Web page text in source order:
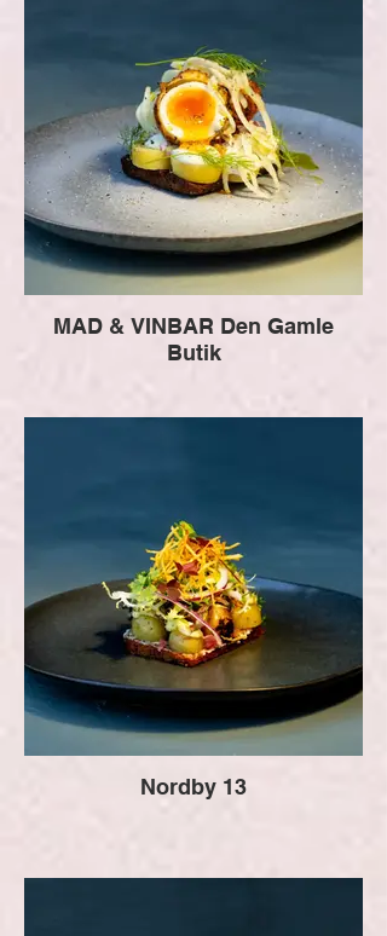
MAD & VINBAR Den Gamle
Butik
Nordby 13